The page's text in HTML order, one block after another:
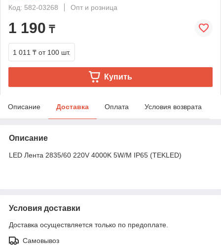
Код: 582-03268
Опт и розница
1 190 ₸
1 011 ₸ от 100 шт.
Купить
Описание Доставка Оплата Условия возврата
Описание
LED Лента 2835/60 220V 4000K 5W/M IP65 (TEKLED)
Условия доставки
Доставка осуществляется только по предоплате.
Самовывоз